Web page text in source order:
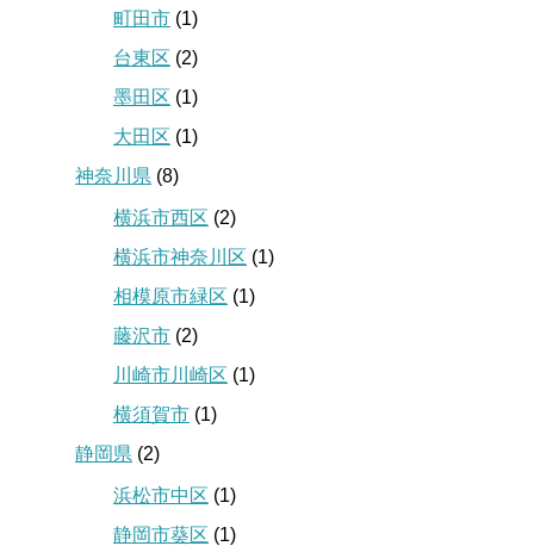
町田市 (1)
台東区 (2)
墨田区 (1)
大田区 (1)
神奈川県 (8)
横浜市西区 (2)
横浜市神奈川区 (1)
相模原市緑区 (1)
藤沢市 (2)
川崎市川崎区 (1)
横須賀市 (1)
静岡県 (2)
浜松市中区 (1)
静岡市葵区 (1)